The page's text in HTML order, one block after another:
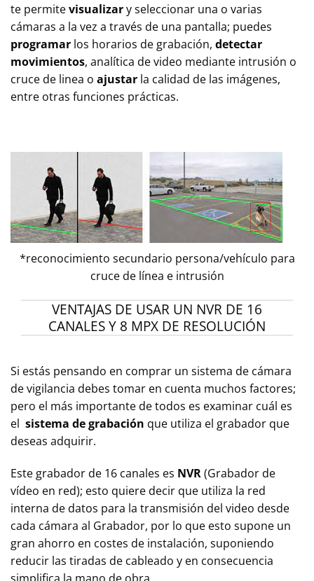
te permitevisualizary seleccionar una o varias
cámaras a la vez a través de una pantalla; puedes
programar los horarios de grabación, detectar
movimientos, analítica de video mediante intrusión o
cruce de linea o ajustar la calidad de las imágenes,
entre otras funciones prácticas.
*reconocimiento secundario persona/vehículo para
cruce de línea e intrusión
VENTAJAS DE USAR UN NVR DE 16
CANALES Y 8 MPX DE RESOLUCIÓN
Si estás pensando en comprar un sistema de cámara
de vigilancia debes tomar en cuenta muchos factores;
pero el más importante de todos es examinar cuál es
el sistema de grabación que utiliza el grabador que
deseas adquirir.
Este grabador de 16 canales es NVR(Grabador de
vídeo en red); esto quiere decir que utiliza la red
interna de datos para la transmisión del video desde
cada cámara al Grabador, por lo que esto supone un
gran ahorro en costes de instalación, suponiendo
reducir las tiradas de cableado y en consecuencia